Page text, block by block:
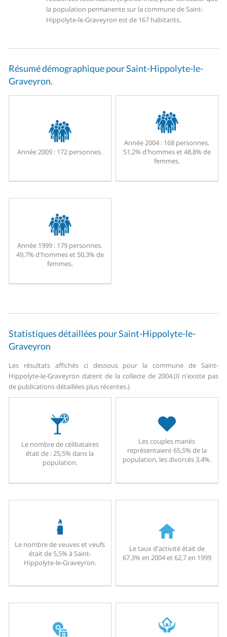
la population permanente sur la commune de Saint-
Hippolyte-le-Graveyron est de 167 habitants.
Résumé démographique pour Saint-Hippolyte-le-
Graveyron.
Année 2009 : 172 personnes.
Année 2004 : 168 personnes.
51,2% d'hommes et 48,8% de
femmes.
Année 1999 : 179 personnes.
49,7% d'hommes et 50,3% de
femmes.
Statistiques détaillées pour Saint-Hippolyte-le-
Graveyron
Les résultats affichés ci dessous pour la commune de Saint-
Hippolyte-le-Graveyron datent de la collecte de 2004.(Il n'existe pas
de publications détaillées plus récentes.)
Le nombre de célibataires
était de : 25,5% dans la
population.
Les couples mariés
représentaient 65,5% de la
population, les divorcés 3,4%.
Le nombre de veuves et veufs
était de 5,5% à Saint-
Hippolyte-le-Graveyron.
Le taux d'activité était de
67,3% en 2004 et 62,7 en 1999